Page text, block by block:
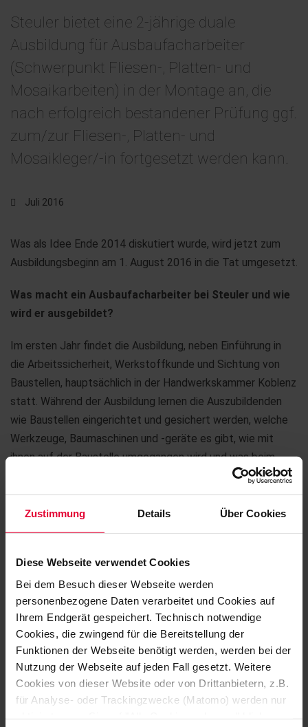
Zustimmung Details Über Cookies
Diese Webseite verwendet Cookies
Bei dem Besuch dieser Webseite werden
personenbezogene Daten verarbeitet und Cookies auf
Ihrem Endgerät gespeichert. Technisch notwendige
Cookies, die zwingend für die Bereitstellung der
Funktionen der Webseite benötigt werden, werden bei der
Nutzung der Webseite auf jeden Fall gesetzt. Weitere
Cookies von dieser Website oder von Drittanbietern, z.B.
für Analyse- oder Trackingzwecke (Matomo) werden nur
Steuler bietet eine 2-jährige duale
Ausbildung für Ausbaufacharbeiter
(Schwerpunkt Fliesen-, Platten- und
Mosaikarbeiten) in der Montage an, die
nach erfolgreich bestandener Prüfung ggf.
zum/zur Fliesen-, Platten- und
Mosaikleger/-in fortgesetzt werden kann.
Juli 2016
Was als Idee Ende 2014 diskutiert wurde, wird jetzt zum
Ausbildungsbeginn am 1. August 2016 in die Tat umgesetzt.
Was macht ein Ausbaufacharbeiter bei Steuler und wie
wird er ausgebildet?
Im ersten Jahr findet die Ausbildung, neben Einführung in
die Arbeitssicherheit, Werkstoffkunde und Sichtung von
Baustellen, hauptsächlich in der Handwerkskammer Koblenz
statt. Während der Ausbildung lernen die Auszubildenden
wie Baustellen eingerichtet und gesichert werden, welche
Werkzeuge, Baumaschinen und -geräte es gibt, wie mit
ihnen auf der Baustelle umgegangen wird und was beim
Lesen und Anfertigen von Zeichnungen berücksichtigt
werden muss. Mörtel- und Betonmischungen, Wandputz
und Estrich – wie werden die Materialien hergestellt und
aufgetragen? Ausbaufacharbeiter gestalten während ihrer
führen Stuckarbeiten aus, verlegen Fliesen, Platten und
Mosaik und lernen vieles mehr.
Hier ist handwerkliches Geschick gefragt und auf der Suche
nach geeigneten Auszubildenden konnten uns in unserem
ersten Auswahlverfahren im April in der
Ausbildungswerkstatt in Höhr-Grenzhausen gleich vier
Bewerber von ihrem Geschick und großem Engagement